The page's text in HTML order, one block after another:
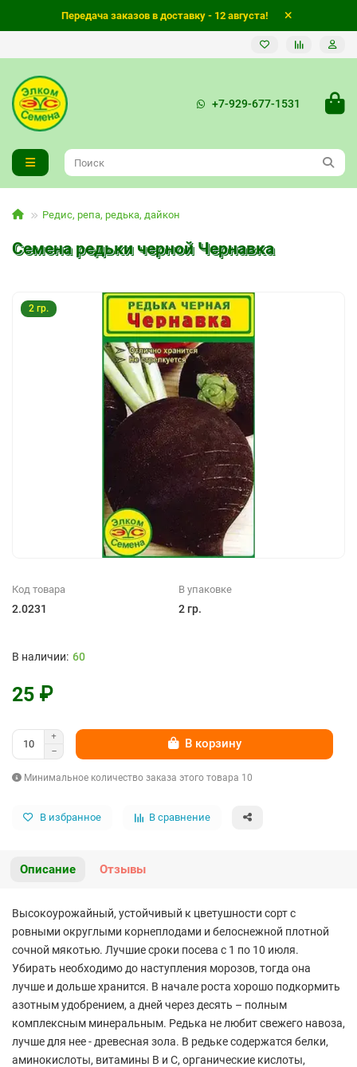
Передача заказов в доставку - 12 августа!
+7-929-677-1531
Редис, репа, редька, дайкон
Семена редьки черной Чернавка
2 гр.
Код товара
2.0231
В упаковке
2 гр.
60
25 ₽
В корзину
Минимальное количество заказа этого товара 10
В избранное В сравнение
Описание Отзывы
Высокоурожайный, устойчивый к цветушности сорт с
ровными округлыми корнеплодами и белоснежной плотной
сочной мякотью. Лучшие сроки посева с 1 по 10 июля.
Убирать необходимо до наступления морозов, тогда она
лучше и дольше хранится. В начале роста хорошо подкормить
азотным удобрением, а дней через десять – полным
комплексным минеральным. Редька не любит свежего навоза,
лучше для нее - древесная зола. В редьке содержатся белки,
аминокислоты, витамины В и С, органические кислоты,